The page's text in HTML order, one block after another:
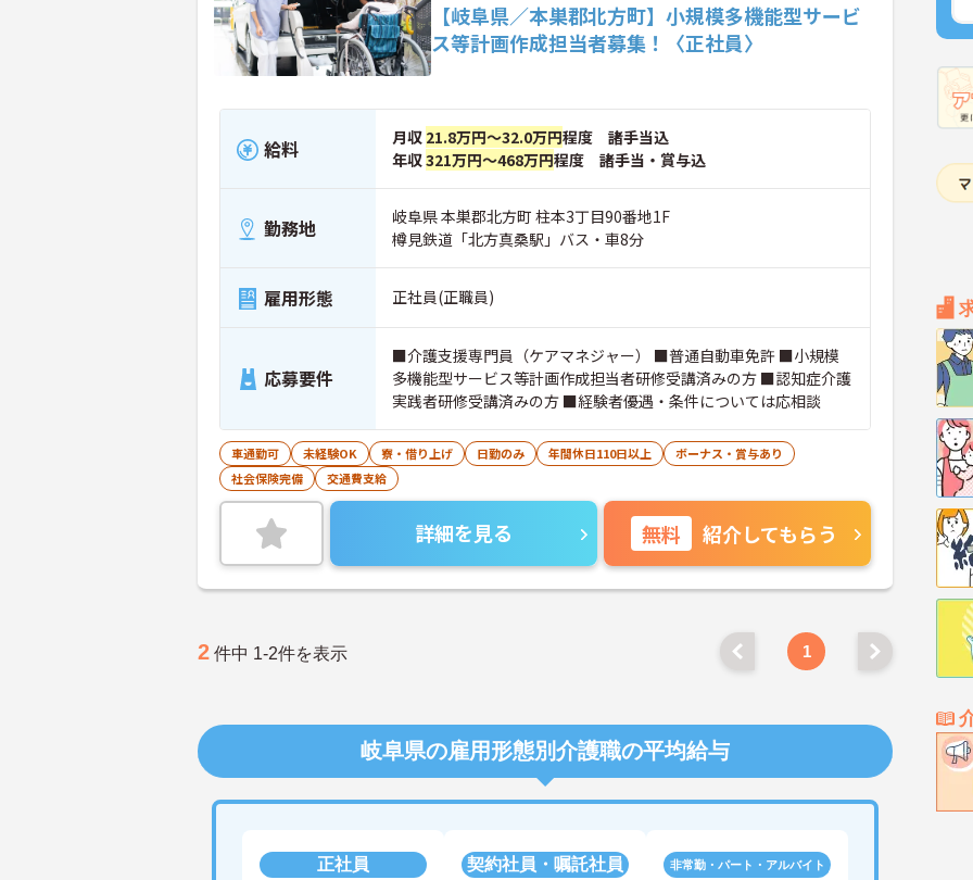
【岐阜県／本巣郡北方町】小規模多機能型サービ
ス等計画作成担当者募集！〈正社員〉
給料 月収 21.8万円～32.0万円程度 諸手当込
年収321万円～468万円程度 諸手当・賞与込
勤務地
岐阜県 本巣郡北方町 柱本3丁目90番地1F
樽見鉄道「北方真桑駅」バス・車8分
雇用形態 正社員(正職員)
応募要件
■介護支援専門員（ケアマネジャー） ■普通自動車免許 ■小規模
多機能型サービス等計画作成担当者研修受講済みの方 ■認知症介護
実践者研修受講済みの方 ■経験者優遇・条件については応相談
車通勤可 未経験OK 寮・借り上げ 日勤のみ 年間休日110日以上
ボーナス・賞与あり
社会保険完備
交通費支給
詳細を見る 無料 紹介してもらう
2 件中 1-2件を表示 1
岐阜県の雇用形態別介護職の平均給与
正社員 契約社員・嘱託社員 非常勤・パート・アルバイト